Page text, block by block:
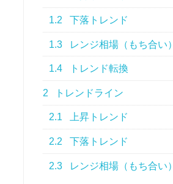
1.2 下落トレンド
1.3 レンジ相場（もち合い）
1.4 トレンド転換
2 トレンドライン
2.1 上昇トレンド
2.2 下落トレンド
2.3 レンジ相場（もち合い）